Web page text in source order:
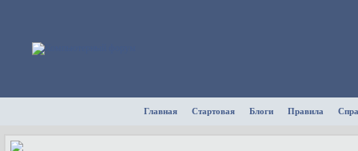
Главная Стартовая Блоги Правила